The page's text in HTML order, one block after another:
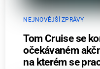
NEJNOVĚJŠÍ ZPRÁVY
Tom Cruise se
očekávaném
na kterém se